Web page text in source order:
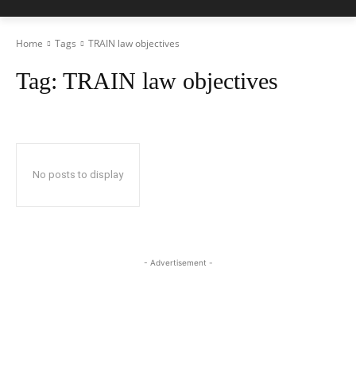
Home Tags TRAIN law objectives
Tag: TRAIN law objectives
No posts to display
- Advertisement -